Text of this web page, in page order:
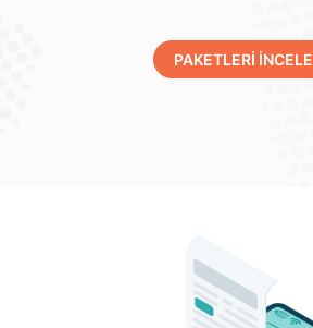
PAKETLERİ İNCELE